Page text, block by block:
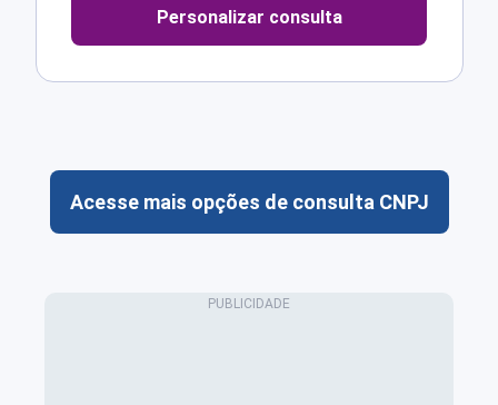
Personalizar consulta
Acesse mais opções de consulta CNPJ